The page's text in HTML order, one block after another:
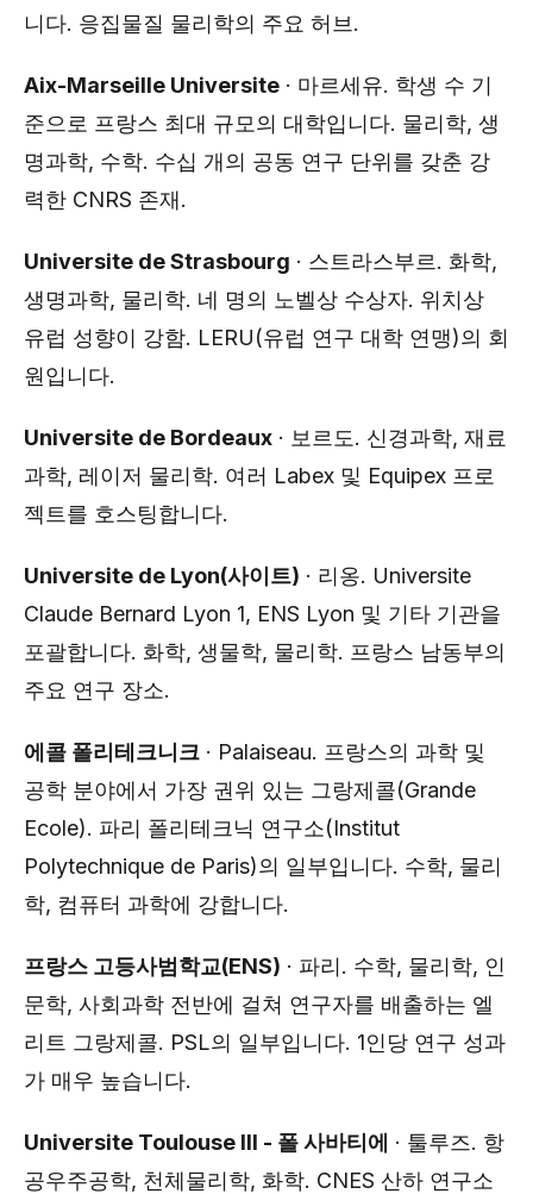
니다. 응집물질 물리학의 주요 허브.
Aix-Marseille Universite · 마르세유. 학생 수 기
준으로 프랑스 최대 규모의 대학입니다. 물리학, 생
명과학, 수학. 수십 개의 공동 연구 단위를 갖춘 강
력한 CNRS 존재.
Universite de Strasbourg · 스트라스부르. 화학,
생명과학, 물리학. 네 명의 노벨상 수상자. 위치상
유럽 성향이 강함. LERU(유럽 연구 대학 연맹)의 회
원입니다.
Universite de Bordeaux · 보르도. 신경과학, 재료
과학, 레이저 물리학. 여러 Labex 및 Equipex 프로
젝트를 호스팅합니다.
Universite de Lyon(사이트) · 리옹. Universite
Claude Bernard Lyon 1, ENS Lyon 및 기타 기관을
포괄합니다. 화학, 생물학, 물리학. 프랑스 남동부의
주요 연구 장소.
에콜 폴리테크니크 · Palaiseau. 프랑스의 과학 및
공학 분야에서 가장 권위 있는 그랑제콜(Grande
Ecole). 파리 폴리테크닉 연구소(Institut
Polytechnique de Paris)의 일부입니다. 수학, 물리
학, 컴퓨터 과학에 강합니다.
프랑스 고등사범학교(ENS) · 파리. 수학, 물리학, 인
문학, 사회과학 전반에 걸쳐 연구자를 배출하는 엘
리트 그랑제콜. PSL의 일부입니다. 1인당 연구 성과
가 매우 높습니다.
Universite Toulouse III - 폴 사바티에 · 툴루즈. 항
공우주공학, 천체물리학, 화학. CNES 산하 연구소